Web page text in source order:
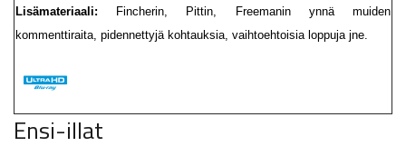
Lisämateriaali: Fincherin, Pittin, Freemanin ynnä muiden
kommenttiraita, pidennettyjä kohtauksia, vaihtoehtoisia loppuja jne.
Ensi-illat